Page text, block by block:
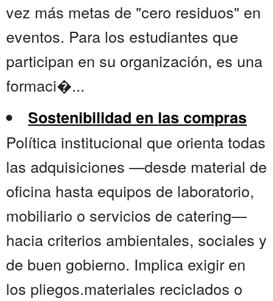
vez más metas de "cero residuos" en
eventos. Para los estudiantes que
participan en su organización, es una
formaci�...
Sostenibilidad en las compras
Política institucional que orienta todas
las adquisiciones —desde material de
oficina hasta equipos de laboratorio,
mobiliario o servicios de catering—
hacia criterios ambientales, sociales y
de buen gobierno. Implica exigir en
los pliegos.materiales reciclados o